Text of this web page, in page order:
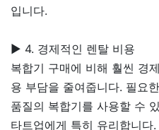
입니다.
▶ 4. 경제적인 렌탈 비용
복합기 구매에 비해 훨씬 경
용 부담을 줄여줍니다. 필요
품질의 복합기를 사용할 수
타트업에게 특히 유리합니